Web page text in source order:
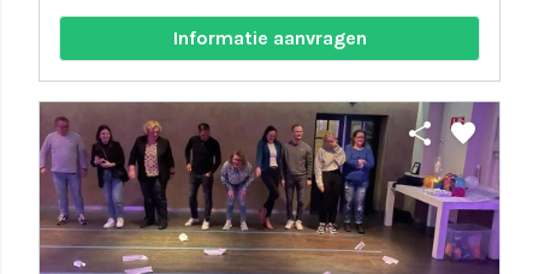
Informatie aanvragen
share favorite